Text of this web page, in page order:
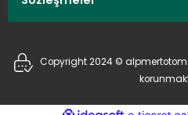
Copyright 2024 ©